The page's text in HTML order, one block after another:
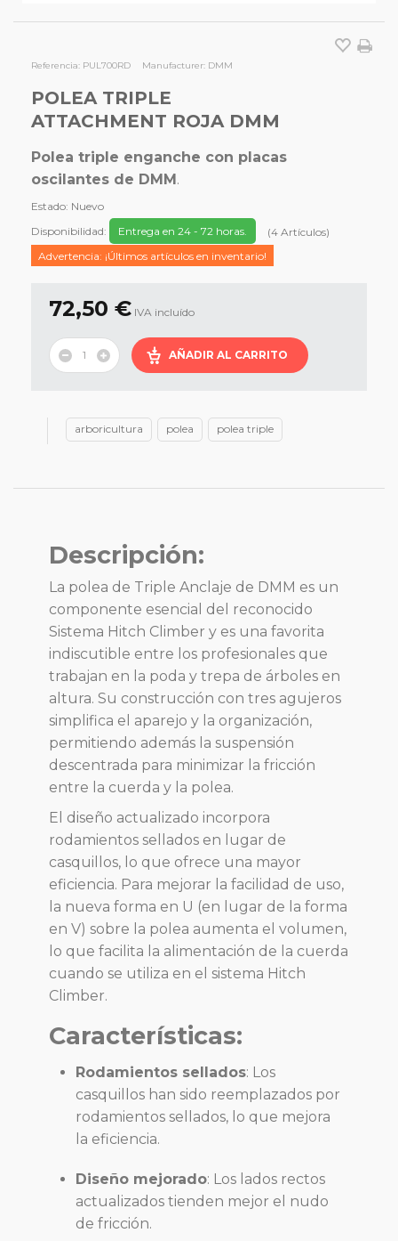
Referencia: PUL700RD Manufacturer: DMM
POLEA TRIPLE
ATTACHMENT ROJA DMM
Polea triple enganche con placas
oscilantes de DMM.
Estado: Nuevo
Disponibilidad:
Entrega en 24 - 72 horas. (4 Artículos)
Advertencia: ¡Últimos artículos en inventario!
72,50 € IVA incluído
AÑADIR AL CARRITO
arboricultura polea polea triple
Descripción:
La polea de Triple Anclaje de DMM es un
componente esencial del reconocido
Sistema Hitch Climber y es una favorita
indiscutible entre los profesionales que
trabajan en la poda y trepa de árboles en
altura. Su construcción con tres agujeros
simplifica el aparejo y la organización,
permitiendo además la suspensión
descentrada para minimizar la fricción
entre la cuerda y la polea.
El diseño actualizado incorpora
rodamientos sellados en lugar de
casquillos, lo que ofrece una mayor
eficiencia. Para mejorar la facilidad de uso,
la nueva forma en U (en lugar de la forma
en V) sobre la polea aumenta el volumen,
lo que facilita la alimentación de la cuerda
cuando se utiliza en el sistema Hitch
Climber.
Características:
Rodamientos sellados: Los
casquillos han sido reemplazados por
rodamientos sellados, lo que mejora
la eficiencia.
Diseño mejorado: Los lados rectos
actualizados tienden mejor el nudo
de fricción.